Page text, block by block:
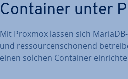
Container unter
Mit Proxmox lassen sich
und res­sour­cen­scho­nend
einen solchen Container